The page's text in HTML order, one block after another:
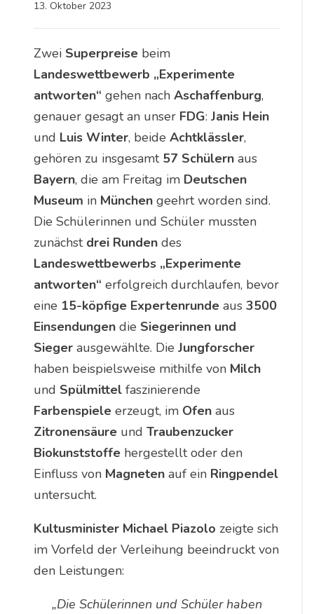
13. Oktober 2023
Zwei Superpreisebeim
Landeswettbewerb „Experimente
antworten“ gehen nach Aschaffenburg,
genauer gesagt an unser FDG: Janis Hein
und Luis Winter, beide Achtklässler,
gehören zu insgesamt 57 Schülernaus
Bayern, die am Freitag imDeutschen
Museum in Münchengeehrt worden sind.
Die Schülerinnen und Schüler mussten
zunächst drei Rundendes
Landeswettbewerbs „Experimente
antworten“ erfolgreich durchlaufen, bevor
eine 15-köpfige Expertenrundeaus 3500
Einsendungendie Siegerinnen und
Sieger ausgewählte. Die Jungforscher
haben beispielsweise mithilfe von Milch
und Spülmittelfaszinierende
Farbenspieleerzeugt, im Ofenaus
Zitronensäureund Traubenzucker
Biokunststoffehergestellt oder den
Einfluss vonMagneten auf ein Ringpendel
untersucht.
Kultusminister Michael Piazolo zeigte sich
im Vorfeld der Verleihung beeindruckt von
den Leistungen:
„Die Schülerinnen und Schüler haben